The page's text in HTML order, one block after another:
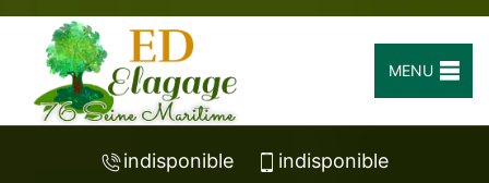
MENU
indisponible indisponible